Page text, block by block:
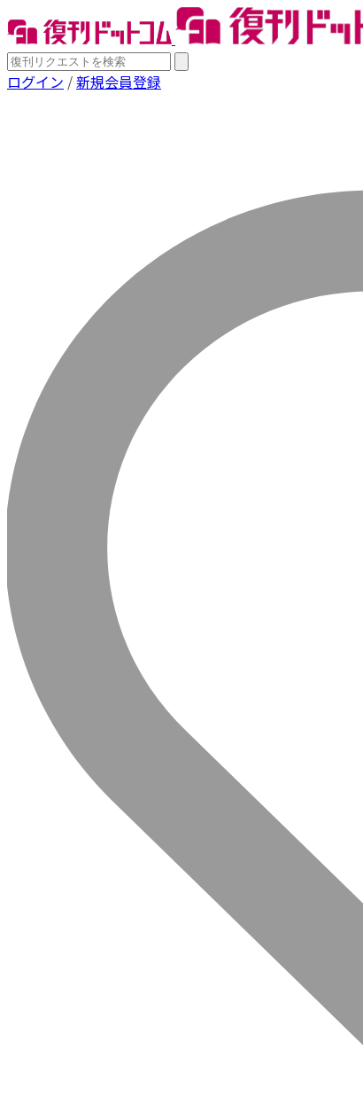
ログイン /新規会員登録